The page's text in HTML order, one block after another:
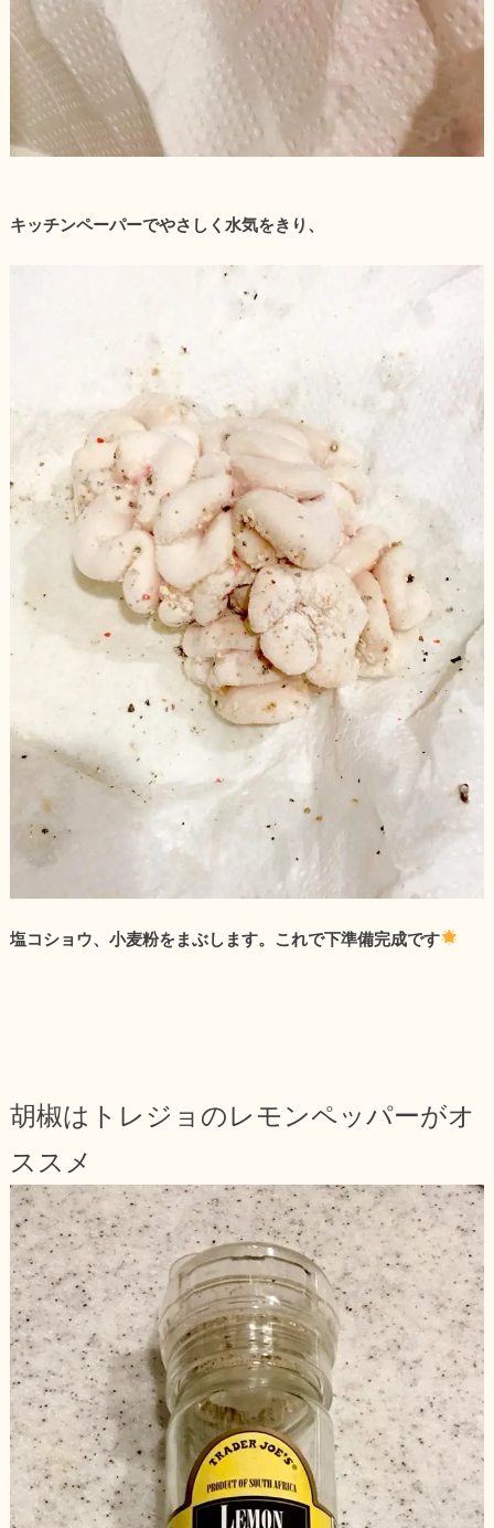
キッチンペーパーでやさしく水気をきり、
塩コショウ、小麦粉をまぶします。これで下準備完成です
胡椒はトレジョのレモンペッパーがオ
ススメ